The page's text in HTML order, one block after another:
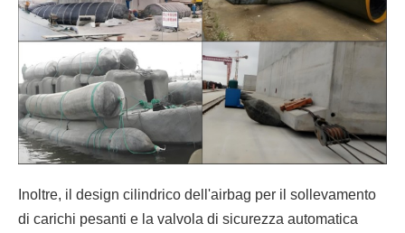
Inoltre, il design cilindrico dell'airbag per il sollevamento
di carichi pesanti e la valvola di sicurezza automatica